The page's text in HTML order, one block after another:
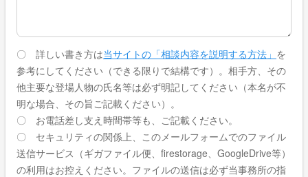
〇 詳しい書き方は当サイトの「相談内容を説明する方法」 を
参考にしてください（できる限りで結構です）。相手方、その
他主要な登場人物の氏名等は必ず明記してください（本名が不
明な場合、その旨ご記載ください）。
〇 お電話差し支え時間帯等も、ご記載ください。
〇 セキュリティの関係上、このメールフォームでのファイル
送信サービス（ギガファイル便、firestorage、GoogleDrive等）
の利用はお控えください。ファイルの送信は必ず当事務所の指